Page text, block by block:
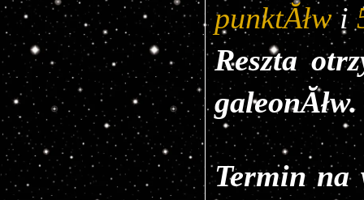
punktĂłw i
Reszta
galeonĂłw.
Termin na